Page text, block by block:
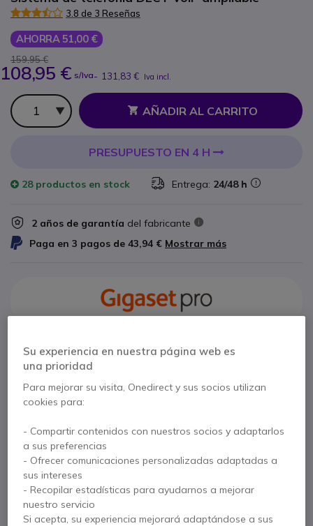
3.8 de 3 Reseñas
AHORRA 51,00 €
159,95 €
108,95 € s/Iva- 131,83 € Iva incl.
Cantidad
AÑADIR AL CARRITO
PRESUPUESTO EN 4 H
28 productos en stock Entrega: 24/48 h
2 años de garantía del fabricante
Paga en 3 pagos de 43,94 € Mostrar más
SistemaDECT IP monocelda
Hasta 8 llamadas de voz simultáneas
Integración avanzada de aplicaciones y datos
Compatible solo con terminales Gigaset PRO
No incluye fuente de alimentación. Si no dispone de PoE
necesita adquirir el alimentadorSIN720IPPSU
Mostrar más
Se entrega con
1 x Base Gigaset N670
Tornillos y pasadores para montaje en pared
Su experiencia en nuestra página web es
una prioridad
Para mejorar su visita, Onedirect y sus socios utilizan
cookies para:
- Compartir contenidos con nuestros socios y adaptarlos
a sus preferencias
- Ofrecer comunicaciones personalizadas adaptadas a
sus intereses
- Recopilar estadísticas para ayudarnos a mejorar
nuestro servicio
Si acepta, su experiencia mejorará adaptándose a sus